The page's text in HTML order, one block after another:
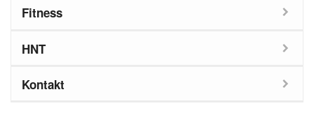
Fitness
HNT
Kontakt